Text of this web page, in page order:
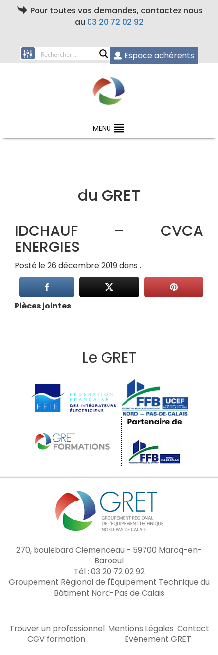
Pour toutes vos demandes, contactez nous
au 03 20 72 02 92
Espace adhérents
MENU
du GRET
IDCHAUF – CVCA
ENERGIES
Posté le 26 décembre 2019 dans .
Pièces jointes
Le GRET
270, boulebard Clemenceau - 59700 Marcq-en-
Baroeul
Tél : 03 20 72 02 92
Groupement Régional de l'Équipement Technique du
Bâtiment Nord-Pas de Calais
Trouver un professionnel Mentions Légales Contact
CGV formation
Evénement GRET